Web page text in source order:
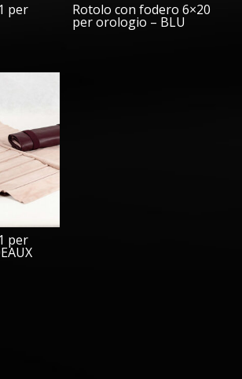
per Rotolo con fodero 6×20
per orologio – BLU
per